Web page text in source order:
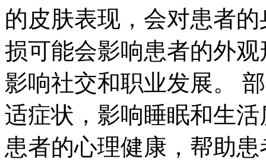
的皮肤表现，会对患者
损可能会影响患者的外
影响社交和职业发展。
适症状，影响睡眠和生
患者的心理健康，帮助